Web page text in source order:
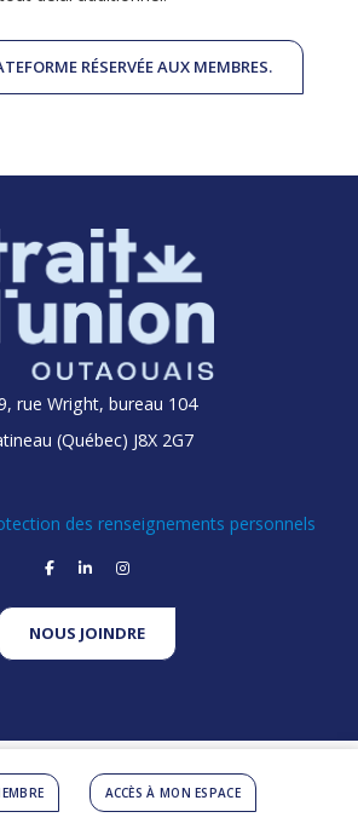
ACCÈS À MON ESPACE
RÉSERVÉE AUX MEMBRES.
rue Wright, bureau 104
(Québec) J8X 2G7
des renseignements personnels
facebooklinkedininstagram
NOUS JOINDRE